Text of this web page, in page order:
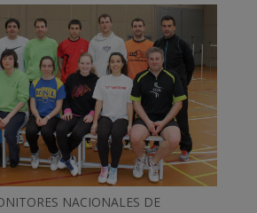
NACIONALES DE